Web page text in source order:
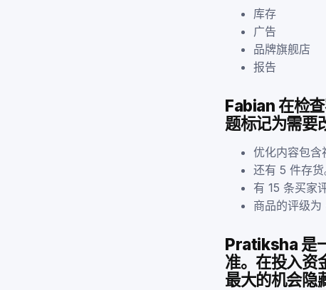
库存
广告
品牌旗舰店
报告
Fabian 在检
题标记为需要
优化内容包含
还有 5 件存货
有 15 条买家
商品的评级为
Pratiksha 是
准。在投入资
最大的机会隐